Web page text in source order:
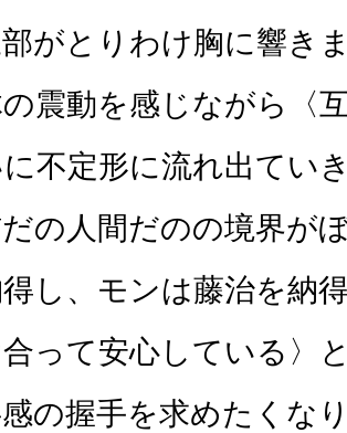
部がとりわけ胸に響き
震動を感じながら〈
不定形に流れ出てい
の人間だのの境界が
し、モンは藤治を納
って安心している〉
の握手を求めたくな